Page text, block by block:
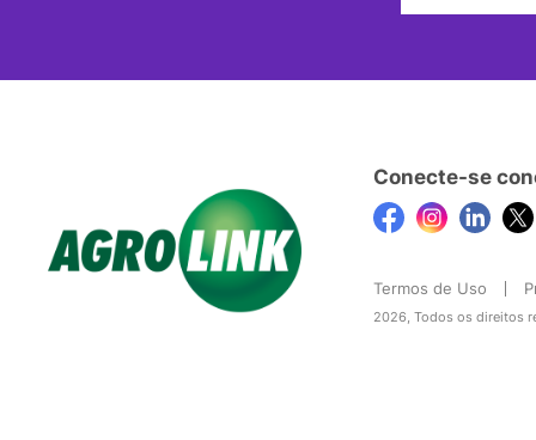
Conecte-se
Termos de Uso
2026, Todos os direitos